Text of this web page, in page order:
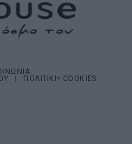
ΠΟΛΙΤΙΚΗ COOKIES